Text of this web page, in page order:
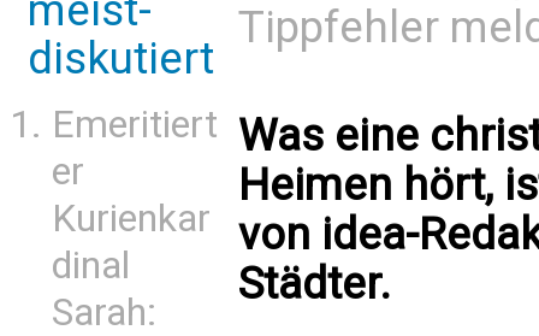
diskutiert
Emeritiert
er
Kurienkar
dinal
Sarah:
Tippfehler
Was eine
Heimen hört,
von idea-
Städter.